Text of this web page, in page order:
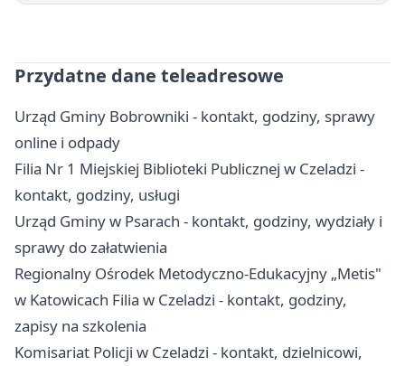
Przydatne dane teleadresowe
Urząd Gminy Bobrowniki - kontakt, godziny, sprawy
online i odpady
Filia Nr 1 Miejskiej Biblioteki Publicznej w Czeladzi -
kontakt, godziny, usługi
Urząd Gminy w Psarach - kontakt, godziny, wydziały i
sprawy do załatwienia
Regionalny Ośrodek Metodyczno-Edukacyjny „Metis"
w Katowicach Filia w Czeladzi - kontakt, godziny,
zapisy na szkolenia
Komisariat Policji w Czeladzi - kontakt, dzielnicowi,